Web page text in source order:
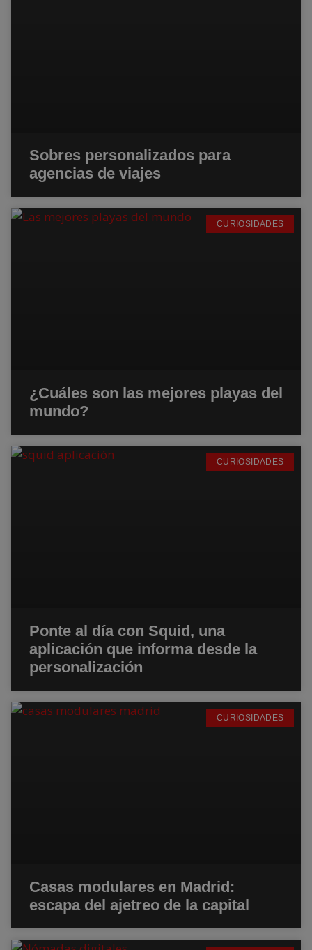
Sobres personalizados para
agencias de viajes
CURIOSIDADES
¿Cuáles son las mejores playas del
mundo?
CURIOSIDADES
Ponte al día con Squid, una
aplicación que informa desde la
personalización
CURIOSIDADES
Casas modulares en Madrid:
escapa del ajetreo de la capital